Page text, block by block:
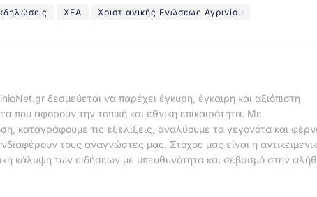
ΧΕΑ Χριστιανικής Ενώσεως Αγρινίου
δεσμεύεται να παρέχει έγκυρη, έγκαιρη και αξιόπιστη
που αφορούν την τοπική και εθνική επικαιρότητα. Με
καταγράφουμε τις εξελίξεις, αναλύουμε τα γεγονότα και
τους αναγνώστες μας. Στόχος μας είναι η
κάλυψη των ειδήσεων με υπευθυνότητα και σεβασμό στην